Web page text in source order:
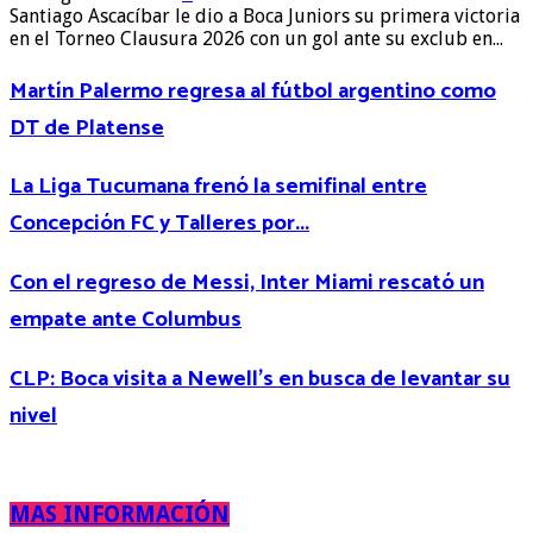
Santiago Ascacíbar le dio a Boca Juniors su primera victoria
en el Torneo Clausura 2026 con un gol ante su exclub en...
Martín Palermo regresa al fútbol argentino como
DT de Platense
La Liga Tucumana frenó la semifinal entre
Concepción FC y Talleres por...
Con el regreso de Messi, Inter Miami rescató un
empate ante Columbus
CLP: Boca visita a Newell’s en busca de levantar su
nivel
MAS INFORMACIÓN